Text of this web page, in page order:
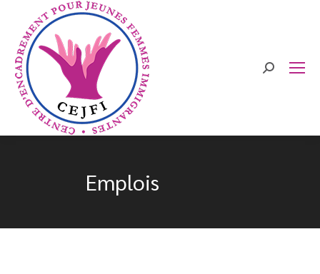
Search:
Emplois